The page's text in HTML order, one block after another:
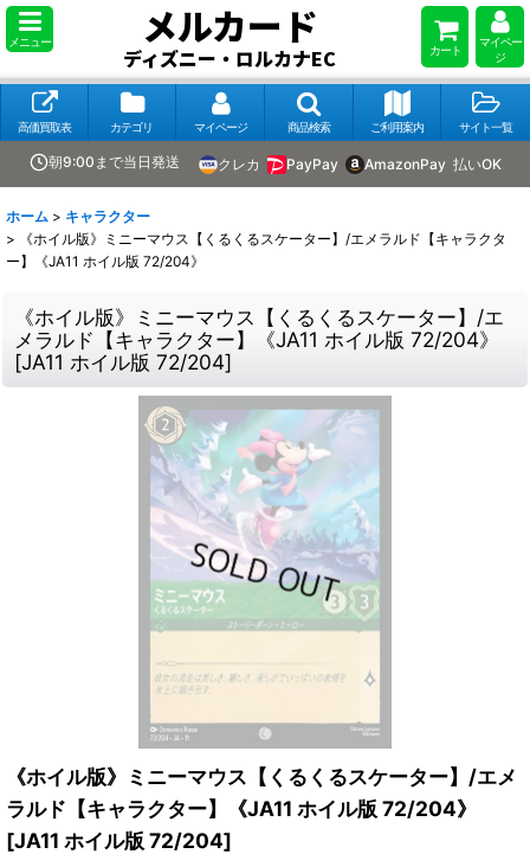
メニュー メルカード
ディズニー・ロルカナEC カート
マイペー
ジ
高価買取表 カテゴリ マイページ 商品検索 ご利用案内 サイト一覧
朝9:00まで当日発送 クレカ PayPay AmazonPay 払いOK
ホーム > キャラクター
>
《ホイル版》ミニーマウス【くるくるスケーター】/エメラルド【キャラクタ
ー】《JA11 ホイル版 72/204》
《ホイル版》ミニーマウス【くるくるスケーター】/エ
メラルド【キャラクター】《JA11 ホイル版 72/204》
[JA11 ホイル版 72/204]
《ホイル版》ミニーマウス【くるくるスケーター】/エメ
ラルド【キャラクター】《JA11 ホイル版 72/204》
[JA11 ホイル版 72/204]